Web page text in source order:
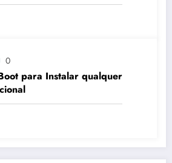
0
para Instalar qualquer